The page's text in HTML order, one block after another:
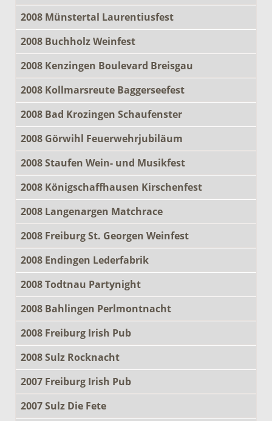
2008 Münstertal Laurentiusfest
2008 Buchholz Weinfest
2008 Kenzingen Boulevard Breisgau
2008 Kollmarsreute Baggerseefest
2008 Bad Krozingen Schaufenster
2008 Görwihl Feuerwehrjubiläum
2008 Staufen Wein- und Musikfest
2008 Königschaffhausen Kirschenfest
2008 Langenargen Matchrace
2008 Freiburg St. Georgen Weinfest
2008 Endingen Lederfabrik
2008 Todtnau Partynight
2008 Bahlingen Perlmontnacht
2008 Freiburg Irish Pub
2008 Sulz Rocknacht
2007 Freiburg Irish Pub
2007 Sulz Die Fete